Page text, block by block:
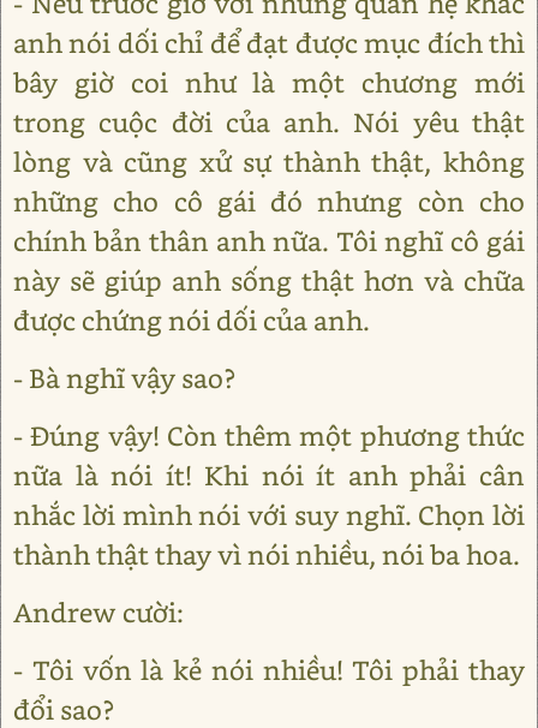
anh nói dối chỉ để đạt được mục đích thì
bây giờ coi như là một chương mới
trong cuộc đời của anh. Nói yêu thật
lòng và cũng xử sự thành thật, không
những cho cô gái đó nhưng còn cho
chính bản thân anh nữa. Tôi nghĩ cô gái
này sẽ giúp anh sống thật hơn và chữa
được chứng nói dối của anh.
- Bà nghĩ vậy sao?
- Đúng vậy! Còn thêm một phương thức
nữa là nói ít! Khi nói ít anh phải cân
nhắc lời mình nói với suy nghĩ. Chọn lời
thành thật thay vì nói nhiều, nói ba hoa.
Andrew cười:
- Tôi vốn là kẻ nói nhiều! Tôi phải thay
đổi sao?